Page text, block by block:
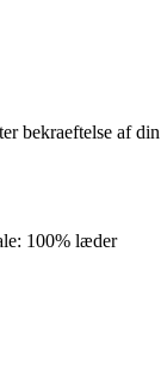
bekraeftelse af din
100% læder